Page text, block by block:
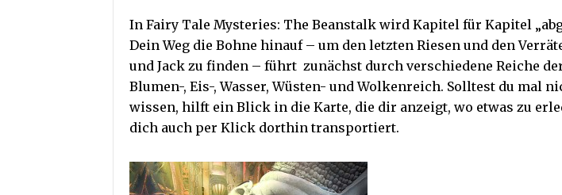
In Fairy Tale Mysteries: The Beanstalk wird Kapitel für Kapitel
Dein Weg die Bohne hinauf – um den letzten Riesen und den
und Jack zu finden – führt zunächst durch verschiedene Reiche
Blumen-, Eis-, Wasser, Wüsten- und Wolkenreich. Solltest du mal
wissen, hilft ein Blick in die Karte, die dir anzeigt, wo etwas zu
dich auch per Klick dorthin transportiert.